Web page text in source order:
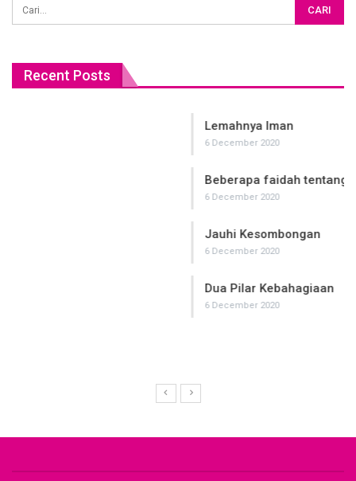
Recent Posts
Beberapa faidah tentang beban syariat terhadap Jin